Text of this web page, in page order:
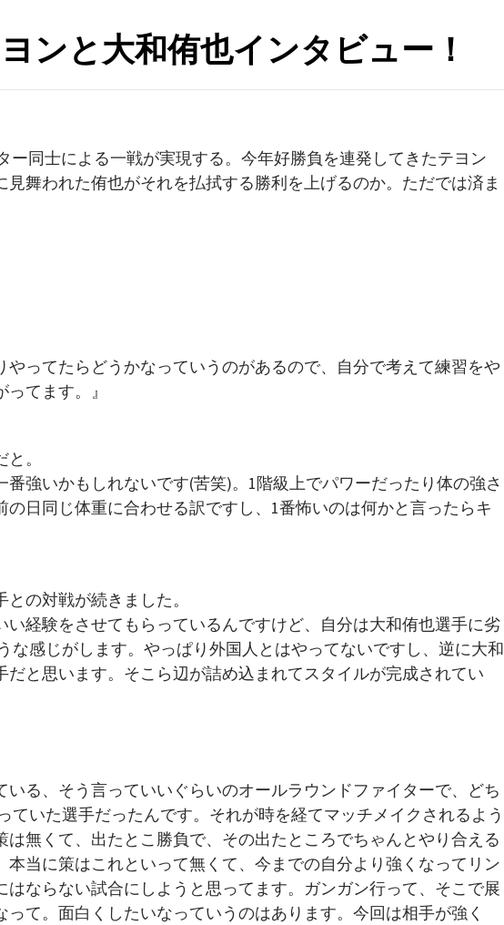
ンと大和侑也インタビュー！
ー同士による一戦が実現する。今年好勝負を連発してきたテヨン
舞われた侑也がそれを払拭する勝利を上げるのか。ただでは済ま
やってたらどうかなっていうのがあるので、自分で考えて練習をや
てます。』
。
番強いかもしれないです(苦笑)。1階級上でパワーだったり体の強さ
日同じ体重に合わせる訳ですし、1番怖いのは何かと言ったらキ
の対戦が続きました。
い経験をさせてもらっているんですけど、自分は大和侑也選手に劣
な感じがします。やっぱり外国人とはやってないですし、逆に大和
と思います。そこら辺が詰め込まれてスタイルが完成されてい
いる、そう言っていいぐらいのオールラウンドファイターで、どち
ていた選手だったんです。それが時を経てマッチメイクされるよう
無くて、出たとこ勝負で、その出たところでちゃんとやり合える
当に策はこれといって無くて、今までの自分より強くなってリン
ならない試合にしようと思ってます。ガンガン行って、そこで展
て。面白くしたいなっていうのはあります。今回は相手が強く